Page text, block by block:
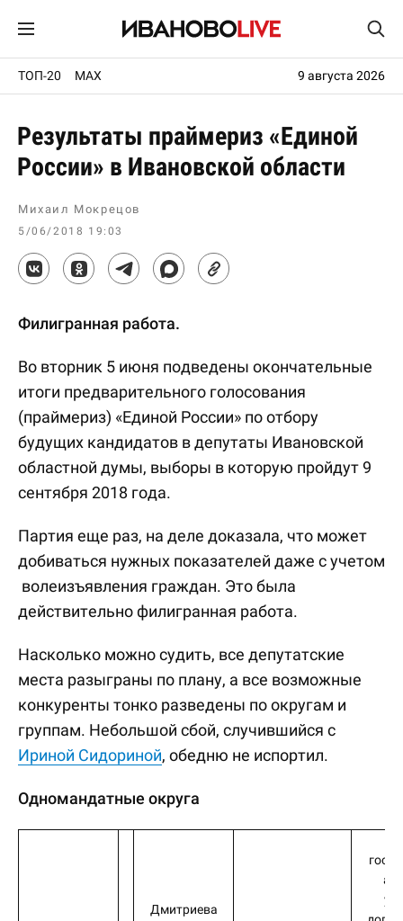
ТОП-20 MAX 9 августа 2026
Результаты праймериз «Единой
России» в Ивановской области
Михаил Мокрецов
5/06/2018 19:03
Филигранная работа.
Во вторник 5 июня подведены окончательные
итоги предварительного голосования
(праймериз) «Единой России» по отбору
будущих кандидатов в депутаты Ивановской
областной думы, выборы в которую пройдут 9
сентября 2018 года.
Партия еще раз, на деле доказала, что может
добиваться нужных показателей даже с учетом
волеизъявления граждан. Это была
действительно филигранная работа.
Насколько можно судить, все депутатские
места разыграны по плану, а все возможные
конкуренты тонко разведены по округам и
группам. Небольшой сбой, случившийся с
Ириной Сидориной, обедню не испортил.
Одномандатные округа
Дмитриева